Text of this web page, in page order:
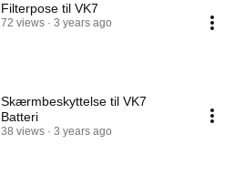
Filterpose til VK7
72 views 3 years ago
Skærmbeskyttelse til VK7
Batteri
38 views 3 years ago